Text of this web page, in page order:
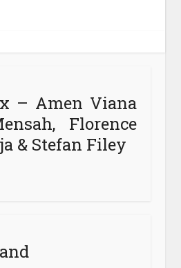
– Amen Viana
Florence
& Stefan Filey